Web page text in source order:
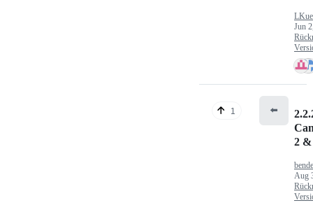
Jun
1 ⬅️
2 &
Aug